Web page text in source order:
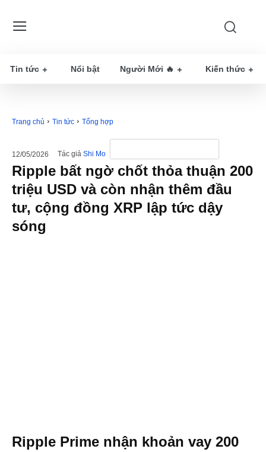
Tin tức Nổi bật Người Mới 🔥 Kiến thức
Trang chủ Tin tức Tổng hợp
12/05/2026 Tác giả Shi Mo
Ripple bất ngờ chốt thỏa thuận 200
triệu USD và còn nhận thêm đầu
tư, cộng đồng XRP lập tức dậy
sóng
Ripple Prime nhận khoản vay 200